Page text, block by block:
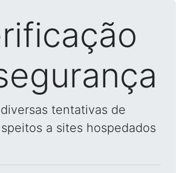
tentativas de
a sites hospedados